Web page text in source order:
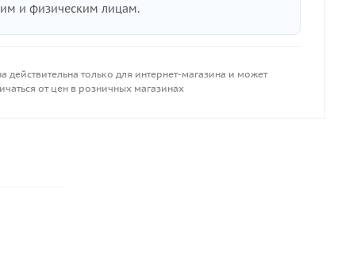
и физическим лицам.
действительна только для интернет-магазина и может
от цен в розничных магазинах